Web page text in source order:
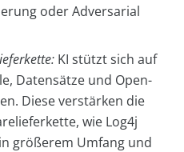
oder Adversarial
KI stützt sich auf
Datensätze und Open-
Diese verstärken die
wie Log4j
größerem Umfang und